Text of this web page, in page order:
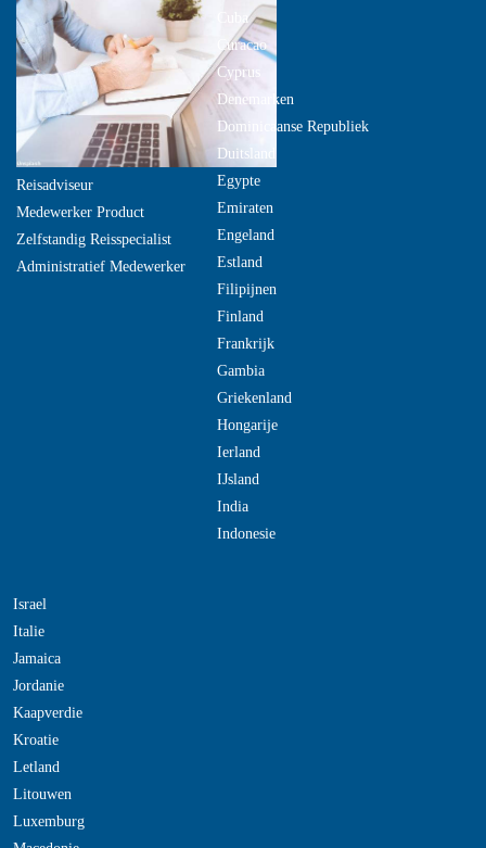
Reisadviseur
Medewerker Product
Zelfstandig Reisspecialist
Administratief Medewerker
Cuba
Curacao
Cyprus
Denemarken
Dominicaanse Republiek
Duitsland
Egypte
Emiraten
Engeland
Estland
Filipijnen
Finland
Frankrijk
Gambia
Griekenland
Hongarije
Ierland
IJsland
India
Indonesie
Israel
Italie
Jamaica
Jordanie
Kaapverdie
Kroatie
Letland
Litouwen
Luxemburg